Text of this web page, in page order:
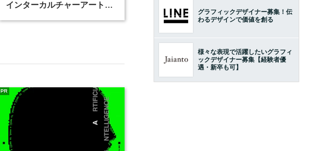
インターカルチャーアート
PR
グラフィックデザイナー募集！伝
わるデザインで価値を創る
様々な表現で活躍したいグラフィ
ックデザイナー募集【経験者優
遇・新卒も可】